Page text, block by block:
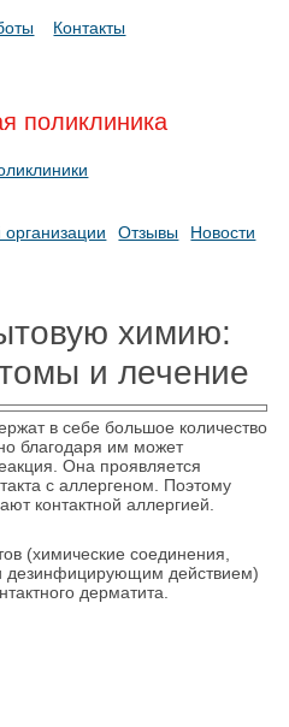
Контакты
поликлиника
Отзывы Новости
химию:
и лечение
в себе большое количество
благодаря им может
Она проявляется
с аллергеном. Поэтому
контактной аллергией.
(химические соединения,
действием)
дерматита.